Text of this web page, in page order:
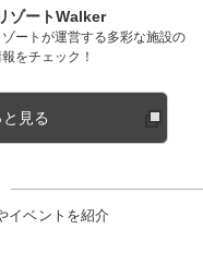
ゾートWalker
ートが運営する多彩な施設の
をチェック！
見る
イベントを紹介